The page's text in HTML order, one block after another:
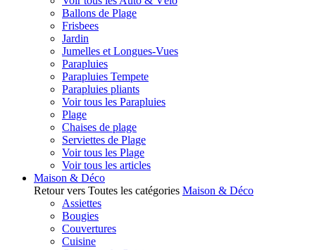
Ballons de Plage
Frisbees
Jardin
Jumelles et Longues-Vues
Parapluies
Parapluies Tempete
Parapluies pliants
Voir tous les Parapluies
Plage
Chaises de plage
Serviettes de Plage
Voir tous les Plage
Voir tous les articles
Maison & Déco
Retour vers Toutes les catégories Maison & Déco
Assiettes
Bougies
Couvertures
Cuisine